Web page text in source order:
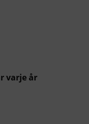
varje år